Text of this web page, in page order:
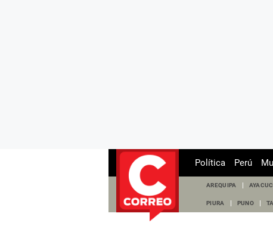
Política Perú
AREQUIPA
PIURA PUNO